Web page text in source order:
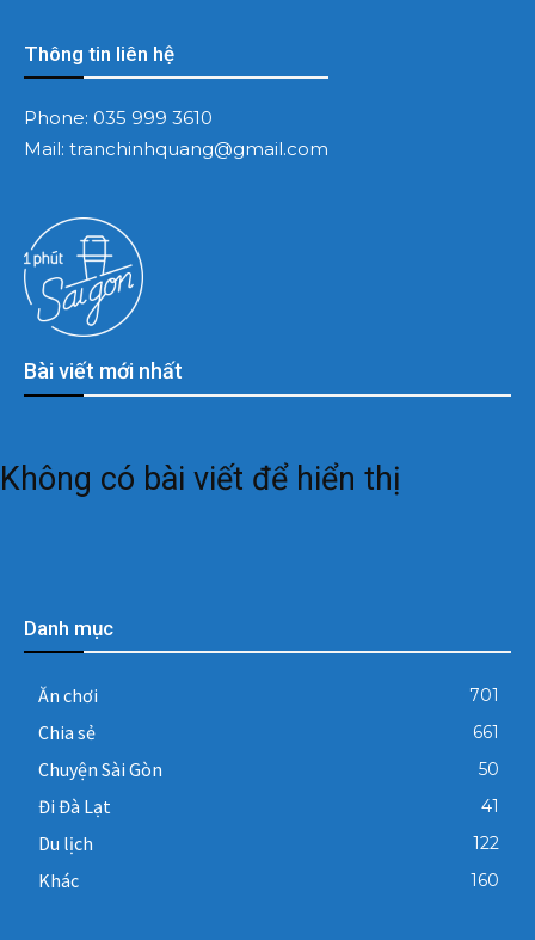
Bài viết mới nhất
Không có bài viết để hiển thị
Danh mục
Ăn chơi 701
Chia sẻ 661
Chuyện Sài Gòn 50
Đi Đà Lạt 41
Du lịch 122
Khác 160
Thông tin liên hệ
Phone: 035 999 3610
Mail: tranchinhquang@gmail.com